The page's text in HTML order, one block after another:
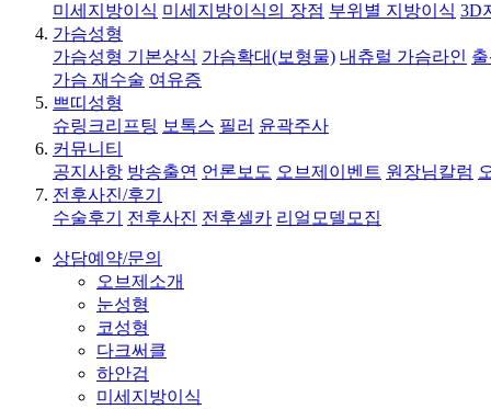
미세지방이식 미세지방이식의 장점 부위별 지방이식 3D
가슴성형
가슴성형 기본상식 가슴확대(보형물) 내츄럴 가슴라인
가슴 재수술 여유증
쁘띠성형
슈링크리프팅 보톡스 필러 윤곽주사
커뮤니티
공지사항 방송출연 언론보도 오브제이벤트 원장님칼럼
전후사진/후기
수술후기
전후사진 전후셀카 리얼모델모집
상담예약/문의
오브제소개
눈성형
코성형
다크써클
하안검
미세지방이식